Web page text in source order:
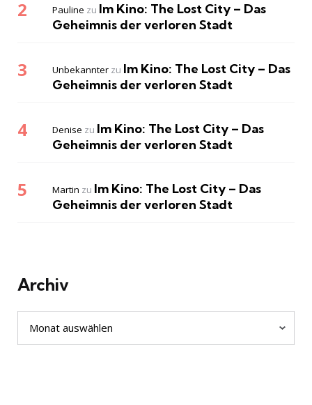
Pauline zu Im Kino: The Lost City – Das
Geheimnis der verloren Stadt
Unbekannter zu Im Kino: The Lost City – Das
Geheimnis der verloren Stadt
Denise zu Im Kino: The Lost City – Das
Geheimnis der verloren Stadt
Martin zu Im Kino: The Lost City – Das
Geheimnis der verloren Stadt
Archiv